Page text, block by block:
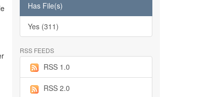
Has File(s)
Yes (311)
RSS FEEDS
RSS 1.0
RSS 2.0